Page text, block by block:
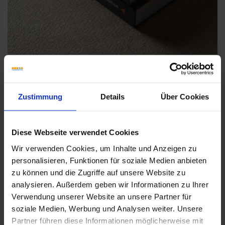
Zustimmung Details Über Cookies
Diese Webseite verwendet Cookies
Wir verwenden Cookies, um Inhalte und Anzeigen zu
personalisieren, Funktionen für soziale Medien anbieten
zu können und die Zugriffe auf unsere Website zu
analysieren. Außerdem geben wir Informationen zu Ihrer
Verwendung unserer Website an unsere Partner für
soziale Medien, Werbung und Analysen weiter. Unsere
Partner führen diese Informationen möglicherweise mit
Fliesenkleber
Showroom Showroom